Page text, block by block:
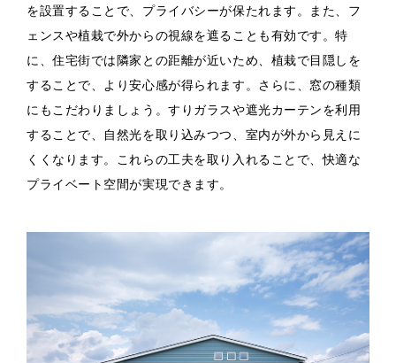
を設置することで、プライバシーが保たれます。また、フ
ェンスや植栽で外からの視線を遮ることも有効です。特
に、住宅街では隣家との距離が近いため、植栽で目隠しを
することで、より安心感が得られます。さらに、窓の種類
にもこだわりましょう。すりガラスや遮光カーテンを利用
することで、自然光を取り込みつつ、室内が外から見えに
くくなります。これらの工夫を取り入れることで、快適な
プライベート空間が実現できます。